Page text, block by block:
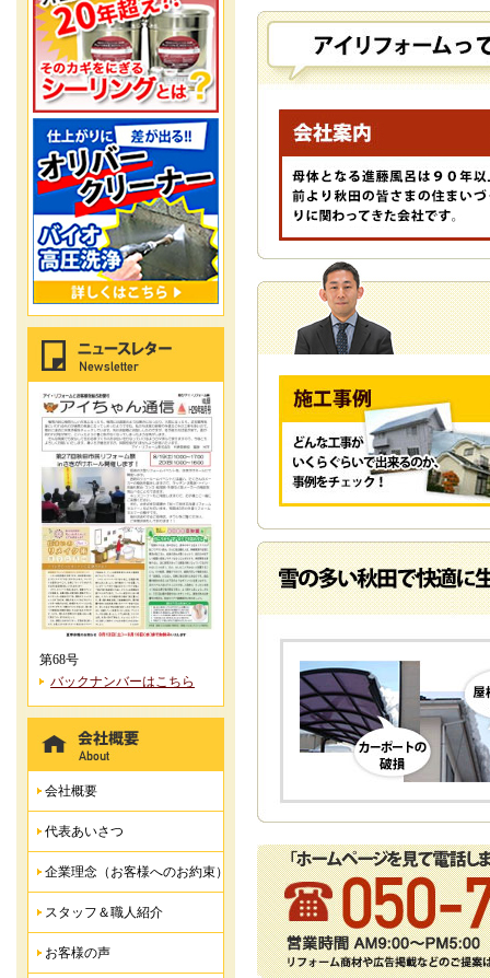
第68号
バックナンバーはこちら
会社概要
代表あいさつ
企業理念（お客様へのお約束）
スタッフ＆職人紹介
お客様の声